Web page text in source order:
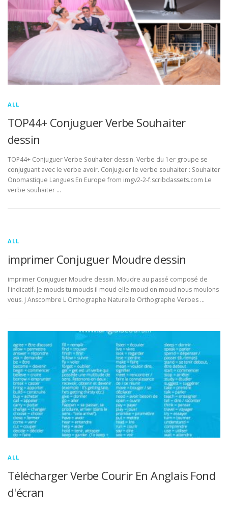
ALL
TOP44+ Conjuguer Verbe Souhaiter
dessin
TOP44+ Conjuguer Verbe Souhaiter dessin. Verbe du 1er groupe se
conjuguant avec le verbe avoir. Conjuguer le verbe souhaiter : Souhaiter
Onomastique Langues En Europe from imgv2-2-f.scribdassets.com Le
verbe souhaiter …
ALL
imprimer Conjuguer Moudre dessin
imprimer Conjuguer Moudre dessin. Moudre au passé composé de
l'indicatif. Je mouds tu mouds il moud elle moud on moud nous moulons
vous. J Anscombre L Orthographe Naturelle Orthographe Verbes …
ALL
Télécharger Verbe Courir En Anglais Fond
d'écran